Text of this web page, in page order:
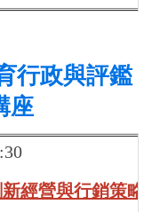
行政與評鑑
座
經營與行銷策略